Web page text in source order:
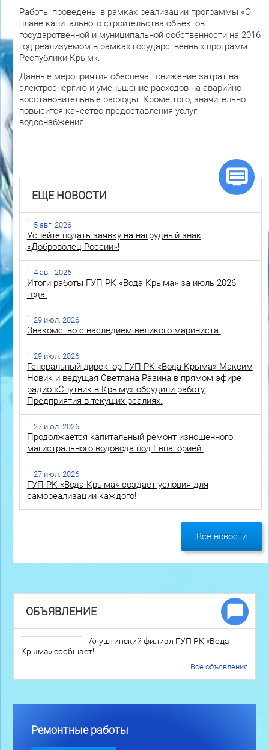
Работы проведены в рамках реализации программы «О
плане капитального строительства объектов
государственной и муниципальной собственности на 2016
год реализуемом в рамках государственных программ
Республики Крым».
Данные мероприятия обеспечат снижение затрат на
электроэнергию и уменьшение расходов на аварийно-
восстановительные расходы. Кроме того, значительно
повысится качество предоставления услуг
водоснабжения.
ЕЩЕ НОВОСТИ
5 авг. 2026
Успейте подать заявку на нагрудный знак
«Доброволец России»!
4 авг. 2026
Итоги работы ГУП РК «Вода Крыма» за июль 2026
года.
29 июл. 2026
Знакомство с наследием великого мариниста.
29 июл. 2026
Генеральный директор ГУП РК «Вода Крыма» Максим
Новик и ведущая Светлана Разина в прямом эфире
радио «Спутник в Крыму» обсудили работу
Предприятия в текущих реалиях.
27 июл. 2026
Продолжается капитальный ремонт изношенного
магистрального водовода под Евпаторией.
27 июл. 2026
ГУП РК «Вода Крыма» создает условия для
самореализации каждого!
Все новости
ОБЪЯВЛЕНИЕ
Алуштинский филиал ГУП РК «Вода
Крыма» сообщает!
Все объявления
Ремонтные работы